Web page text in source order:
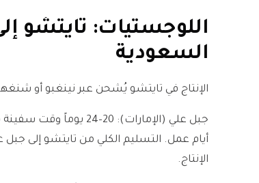
اللوجستيات: تايتشو
السعودية
الإنتاج في تايتشو يُشحن عبر نينغبو أو
الإنتاج.